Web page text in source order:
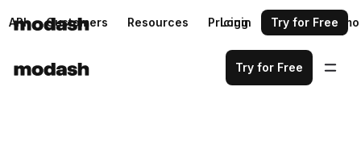
API Customers Resources Pricing Request a demo
Login Try for Free
Try for Free